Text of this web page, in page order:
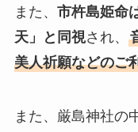
また、 市杵島姫命
天」と同視され、
美人祈願などのご
また、厳島神社の